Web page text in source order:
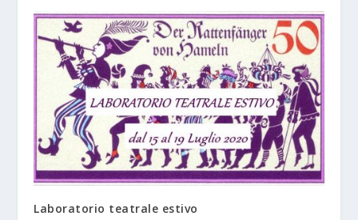
Laboratorio teatrale estivo